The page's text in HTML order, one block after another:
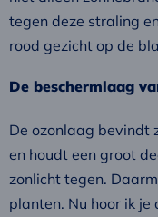
tegen deze straling
rood gezicht op de
De beschermlaag
De ozonlaag bevindt
en houdt een groot
zonlicht tegen.
planten. Nu hoor ik je